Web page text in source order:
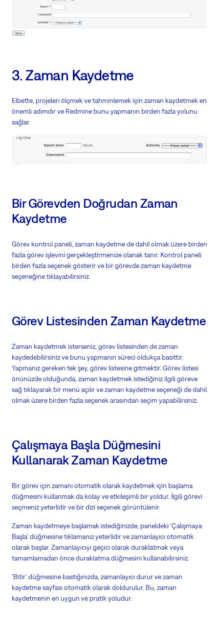
3. Zaman Kaydetme
Elbette, projeleri ölçmek ve tahminlemek için zaman kaydetmek en
önemli adımdır ve Redmine bunu yapmanın birden fazla yolunu
sağlar.
Bir Görevden Doğrudan Zaman
Kaydetme
Görev kontrol paneli, zaman kaydetme de dahil olmak üzere birden
fazla görev işlevini gerçekleştirmenize olanak tanır. Kontrol paneli
birden fazla seçenek gösterir ve bir görevde zaman kaydetme
seçeneğine tıklayabilirsiniz.
Görev Listesinden Zaman Kaydetme
Zaman kaydetmek isterseniz, görev listesinden de zaman
kaydedebilirsiniz ve bunu yapmanın süreci oldukça basittir.
Yapmanız gereken tek şey, görev listesine gitmektir. Görev listesi
önünüzde olduğunda, zaman kaydetmek istediğiniz ilgili göreve
sağ tıklayarak bir menü açılır ve zaman kaydetme seçeneği de dahil
olmak üzere birden fazla seçenek arasından seçim yapabilirsiniz.
Çalışmaya Başla Düğmesini
Kullanarak Zaman Kaydetme
Bir görev için zamanı otomatik olarak kaydetmek için başlama
düğmesini kullanmak da kolay ve etkileşimli bir yoldur. İlgili görevi
seçmeniz yeterlidir ve bir dizi seçenek görüntülenir.
Zaman kaydetmeye başlamak istediğinizde, paneldeki 'Çalışmaya
Başla' düğmesine tıklamanız yeterlidir ve zamanlayıcı otomatik
olarak başlar. Zamanlayıcıyı geçici olarak duraklatmak veya
tamamlamadan önce duraklatma düğmesini kullanabilirsiniz.
'Bitir' düğmesine bastığınızda, zamanlayıcı durur ve zaman
kaydetme sayfası otomatik olarak doldurulur. Bu, zaman
kaydetmenin en uygun ve pratik yoludur.